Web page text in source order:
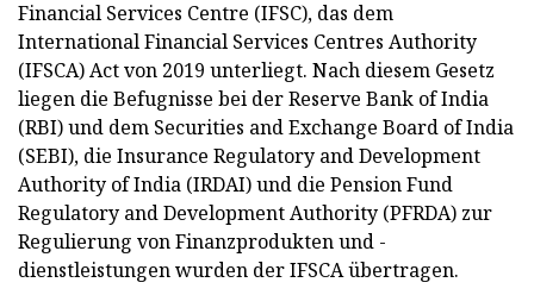
Financial Services Centre (IFSC), das dem
International Financial Services Centres Authority
(IFSCA) Act von 2019 unterliegt. Nach diesem Gesetz
liegen die Befugnisse bei der Reserve Bank of India
(RBI) und dem Securities and Exchange Board of India
(SEBI), die Insurance Regulatory and Development
Authority of India (IRDAI) und die Pension Fund
Regulatory and Development Authority (PFRDA) zur
Regulierung von Finanzprodukten und -
dienstleistungen wurden der IFSCA übertragen.